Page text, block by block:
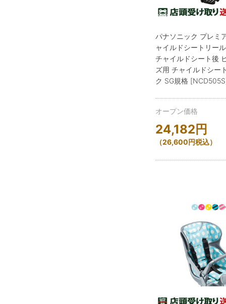
パナソニック プレミ
ャイルドシートリー
チャイルドシート後
ズ用 チャイルドシー
ク SG規格
オープン価格
24,182 円
（26,600円税込）